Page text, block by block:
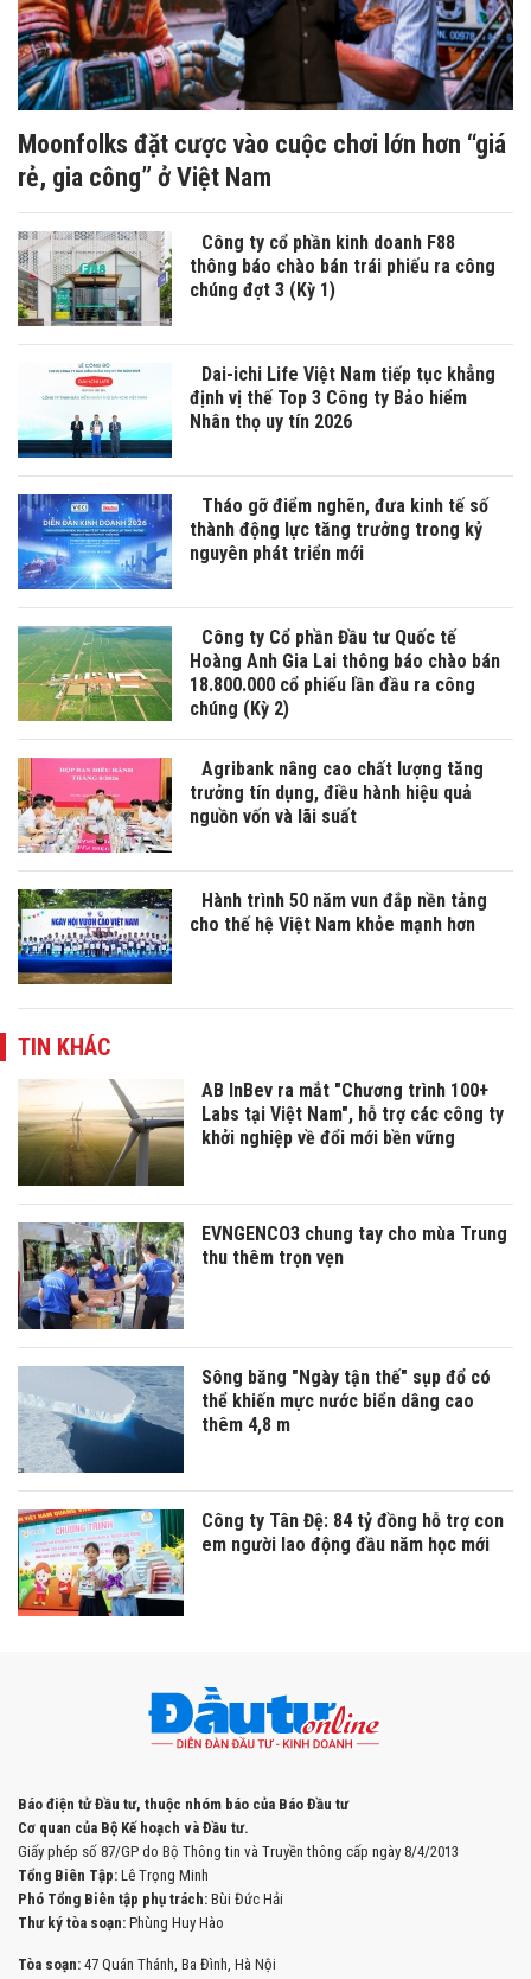
Moonfolks đặt cược vào cuộc chơi lớn hơn “giá
rẻ, gia công” ở Việt Nam
Công ty cổ phần kinh doanh F88
thông báo chào bán trái phiếu ra công
chúng đợt 3 (Kỳ 1)
Dai-ichi Life Việt Nam tiếp tục khẳng
định vị thế Top 3 Công ty Bảo hiểm
Nhân thọ uy tín 2026
Tháo gỡ điểm nghẽn, đưa kinh tế số
thành động lực tăng trưởng trong kỷ
nguyên phát triển mới
Công ty Cổ phần Đầu tư Quốc tế
Hoàng Anh Gia Lai thông báo chào bán
18.800.000 cổ phiếu lần đầu ra công
chúng (Kỳ 2)
Agribank nâng cao chất lượng tăng
trưởng tín dụng, điều hành hiệu quả
nguồn vốn và lãi suất
Hành trình 50 năm vun đắp nền tảng
cho thế hệ Việt Nam khỏe mạnh hơn
TIN KHÁC
AB InBev ra mắt "Chương trình 100+
Labs tại Việt Nam", hỗ trợ các công ty
khởi nghiệp về đổi mới bền vững
EVNGENCO3 chung tay cho mùa Trung
thu thêm trọn vẹn
Sông băng "Ngày tận thế" sụp đổ có
thể khiến mực nước biển dâng cao
thêm 4,8 m
Công ty Tân Đệ: 84 tỷ đồng hỗ trợ con
em người lao động đầu năm học mới
Báo điện tử Đầu tư, thuộc nhóm báo của Báo Đầu tư
Cơ quan của Bộ Kế hoạch và Đầu tư.
Giấy phép số 87/GP do Bộ Thông tin và Truyền thông cấp ngày 8/4/2013
Tổng Biên Tập: Lê Trọng Minh
Phó Tổng Biên tập phụ trách: Bùi Đức Hải
Thư ký tòa soạn: Phùng Huy Hào
Tòa soạn: 47 Quán Thánh, Ba Đình, Hà Nội